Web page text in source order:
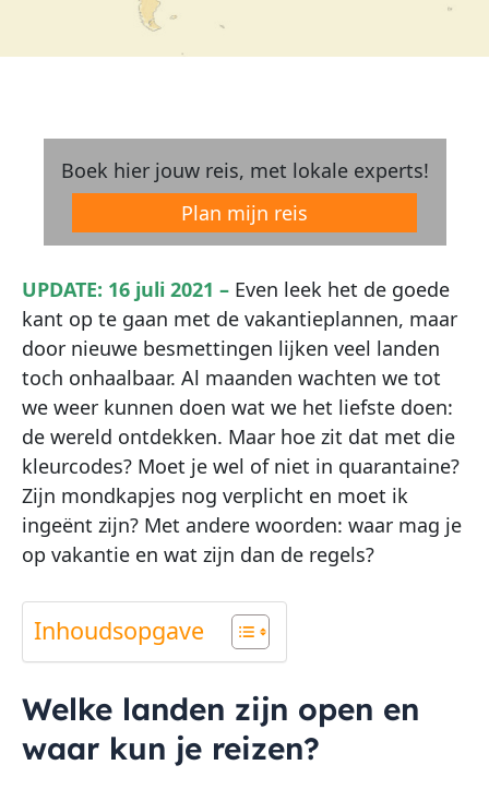
Boek hier jouw reis, met lokale experts!
Plan mijn reis
UPDATE: 16 juli 2021 – Even leek het de goede
kant op te gaan met de vakantieplannen, maar
door nieuwe besmettingen lijken veel landen
toch onhaalbaar. Al maanden wachten we tot
we weer kunnen doen wat we het liefste doen:
de wereld ontdekken. Maar hoe zit dat met die
kleurcodes? Moet je wel of niet in quarantaine?
Zijn mondkapjes nog verplicht en moet ik
ingeënt zijn? Met andere woorden: waar mag je
op vakantie en wat zijn dan de regels?
Inhoudsopgave
Welke landen zijn open en
waar kun je reizen?